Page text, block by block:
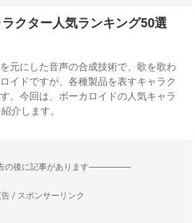
クター人気ランキング50選
元にした音声の合成技術で、歌を歌わ
イドですが、各種製品を表すキャラク
。今回は、ボーカロイドの人気キャラ
介します。
の後に記事があります--------------------
告 / スポンサーリンク